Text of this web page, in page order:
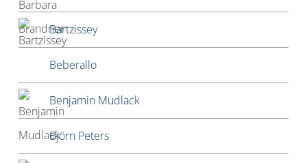
Bartzissey
Beberallo
Benjamin Mudlack
Björn Peters